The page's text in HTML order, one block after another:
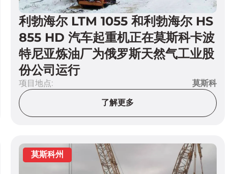
利勃海尔 LTM 1055 和利勃海尔 HS
855 HD 汽车起重机正在莫斯科卡波
特尼亚炼油厂为俄罗斯天然气工业股
份公司运行
项目地点:
莫斯科
了解更多